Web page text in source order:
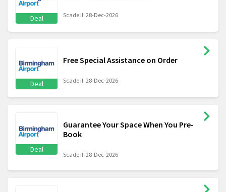
Deal Scade il: 28-Dec-2026
Deal
Free Special Assistance on Order
Scade il: 28-Dec-2026
Deal
Guarantee Your Space When You Pre-
Book
Scade il: 28-Dec-2026